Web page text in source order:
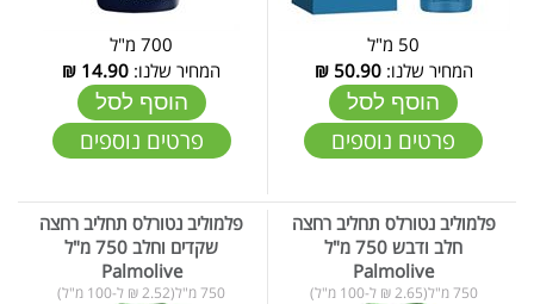
50 מ"ל
המחיר שלנו:50.90
₪
הוסף לסל
פרטים נוספים
700 מ"ל
המחיר שלנו: 14.90
₪
הוסף לסל
פרטים נוספים
פלמוליב נטורלס תחליב רחצה
חלב ודבש 750 מ"ל
Palmolive
750 מ"ל(2.65 ₪ ל-100 מ"ל)
פלמוליב נטורלס תחליב רחצה
שקדים וחלב 750 מ"ל
Palmolive
750 מ"ל(2.52 ₪ ל-100 מ"ל)